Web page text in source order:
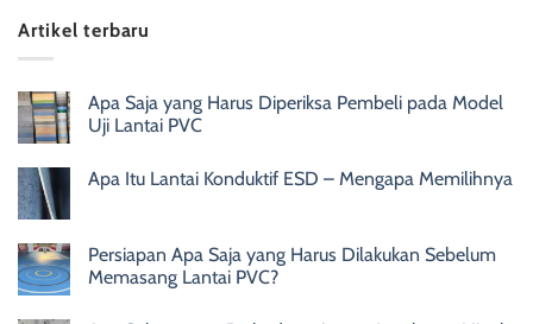
Artikel terbaru
Apa Saja yang Harus Diperiksa Pembeli pada Model
Uji Lantai PVC
Apa Itu Lantai Konduktif ESD – Mengapa Memilihnya
Persiapan Apa Saja yang Harus Dilakukan Sebelum
Memasang Lantai PVC?